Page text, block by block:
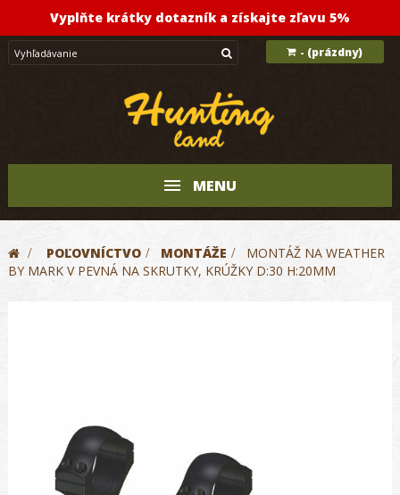
Vyplňte krátky dotazník a získajte zľavu 5%
- (prázdny)
MENU
> POĽOVNÍCTVO > MONTÁŽE >
MONTÁŽ NA WEATHER
BY MARK V PEVNÁ NA SKRUTKY, KRÚŽKY D:30 H:20MM